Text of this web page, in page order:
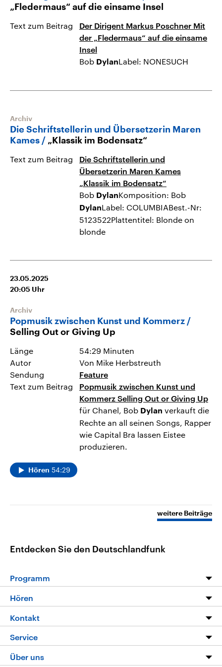
„Fledermaus“ auf die einsame Insel
Text zum Beitrag
Der Dirigent Markus Poschner Mit
der „Fledermaus“ auf die einsame
Insel
Bob DylanLabel: NONESUCH
Archiv
Die Schriftstellerin und Übersetzerin Maren
Kames
„Klassik im Bodensatz“
Text zum Beitrag
Die Schriftstellerin und
Übersetzerin Maren Kames
„Klassik im Bodensatz“
Bob DylanKomposition: Bob
DylanLabel: COLUMBIABest.-Nr:
5123522Plattentitel: Blonde on
blonde
23.05.2025
20:05 Uhr
Archiv
Popmusik zwischen Kunst und Kommerz
Selling Out or Giving Up
Länge
54:29 Minuten
Autor
Von Mike Herbstreuth
Sendung
Feature
Text zum Beitrag
Popmusik zwischen Kunst und
Kommerz Selling Out or Giving Up
für Chanel, Bob Dylan verkauft die
Rechte an all seinen Songs, Rapper
wie Capital Bra lassen Eistee
produzieren.
Hören 54:29
weitere Beiträge
Entdecken Sie den Deutschlandfunk
Programm
Die Nachrichten
Nachrichtenleicht
Neue Beiträge auf dlf.de
Hören
Livestream
Podcasts
Deutschlandfunk App
Kontakt
Hörerservice
Service
FAQ
Über uns